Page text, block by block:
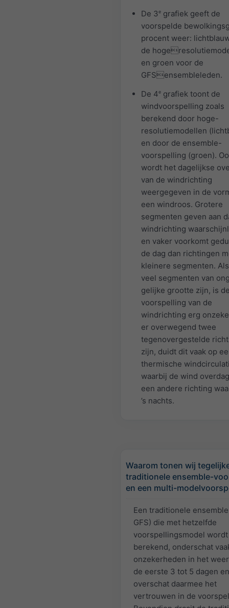
De 3e grafiek geeft de
voorspelde
procent weer:
de
en groen voor de
GFSensembleleden.
De 4e grafiek toont de
windvoorspelling zoals
berekend door hoge-
resolutiemodellen
en door de ensemble-
voorspelling (groen).
wordt het dagelijkse
van de windrichting
weergegeven in de
een windroos. Grotere
segmenten geven aan
windrichting
en vaker voorkomt
de dag dan richtingen
kleinere segmenten.
veel segmenten van
gelijke grootte zijn, is
voorspelling van de
windrichting erg
er overwegend twee
tegenovergestelde
zijn, duidt dit vaak op
thermische
waarbij de wind
een andere richting
’s nachts.
Waarom tonen wij
traditionele ensemble-
en een multi-
Een traditionele
GFS) die met hetzelfde
voorspellingsmodel wordt
berekend, onderschat
onzekerheden in het
de eerste 3 tot 5 dagen en
overschat daarmee het
vertrouwen in de